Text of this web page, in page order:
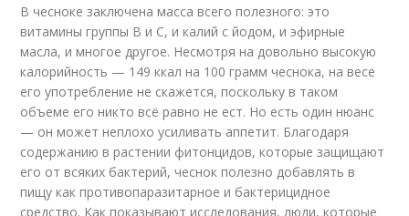
В чесноке заключена масса всего полезного: это
витамины группы В и С, и калий с йодом, и эфирные
масла, и многое другое. Несмотря на довольно высокую
калорийность — 149 ккал на 100 грамм чеснока, на весе
его употребление не скажется, поскольку в таком
объеме его никто всё равно не ест. Но есть один нюанс
— он может неплохо усиливать аппетит. Благодаря
содержанию в растении фитонцидов, которые защищают
его от всяких бактерий, чеснок полезно добавлять в
пищу как противопаразитарное и бактерицидное
средство. Как показывают исследования, люди, которые